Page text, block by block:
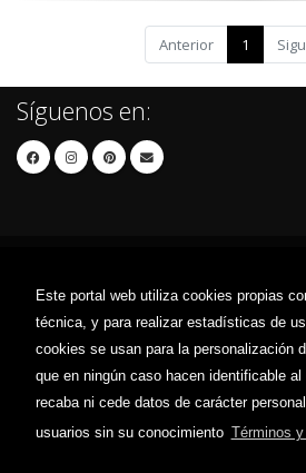
Este portal web utiliza cookies propias
técnica, y para realizar estadísticas de
cookies se usan para la personalización
que en ningún caso hacen identificable al
recaba ni cede datos de carácter
usuarios sin su conocimiento Términos
Anterior 1
Síguenos en:
Contacto Aviso Legal
Política de envíos
Política de